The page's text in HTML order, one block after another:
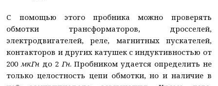
С помощью этого пробника можно проверять
обмотки трансформаторов, дросселей,
электродвигателей, реле, магнитных пускателей,
контакторов и других катушек с индуктивностью от
200 мкГн до 2 Гн. Пробником удается определить не
только целостность цепи обмотки, но и наличие в